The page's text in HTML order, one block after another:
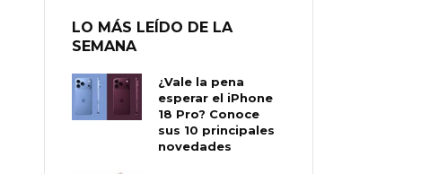
LO MÁS LEÍDO DE LA
SEMANA
¿Vale la pena
esperar el iPhone
18 Pro? Conoce
sus 10 principales
novedades